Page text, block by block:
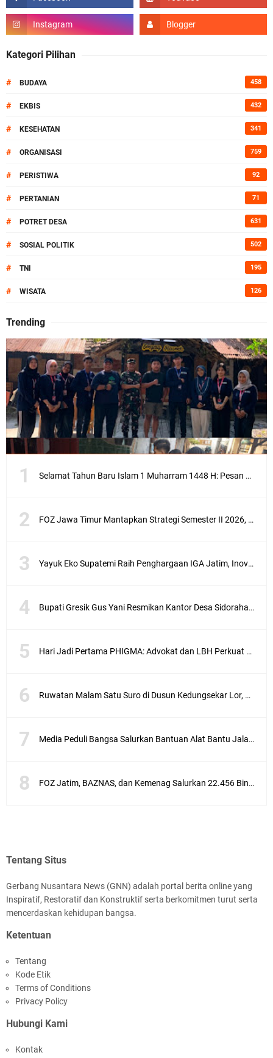
Kategori Pilihan
# BUDAYA 458
# EKBIS 432
# KESEHATAN 341
# ORGANISASI 759
# PERISTIWA 92
# PERTANIAN 71
# POTRET DESA 631
# SOSIAL POLITIK 502
# TNI 195
# WISATA 126
Trending
Selamat Tahun Baru Islam 1 Muharram 1448 H: Pesan Hijrah Drs. H. Husnul Aqib, M.M. untuk Negeri
FOZ Jawa Timur Mantapkan Strategi Semester II 2026, Fokus pada Penguatan SDM Amil dan Kolaborasi BerdampakNarasi
Yayuk Eko Supatemi Raih Penghargaan IGA Jatim, Inovasi Wayang Kulit untuk Anak Berkebutuhan Khusus
Bupati Gresik Gus Yani Resmikan Kantor Desa Sidoraharjo: Simbol Komitmen Pelayanan Publik dan Kepedulian Sosial
Hari Jadi Pertama PHIGMA: Advokat dan LBH Perkuat Soliditas di Jakarta
Ruwatan Malam Satu Suro di Dusun Kedungsekar Lor, Tradisi Luhur yang Terus Istiqomah
Media Peduli Bangsa Salurkan Bantuan Alat Bantu Jalan untuk Lansia
FOZ Jatim, BAZNAS, dan Kemenag Salurkan 22.456 Bingkisan Lebaran Yatim Serentak di Berbagai Daerah di Jawa Timur
Tentang Situs
Gerbang Nusantara News (GNN) adalah portal berita online yang
Inspiratif, Restoratif dan Konstruktif serta berkomitmen turut serta
mencerdaskan kehidupan bangsa.
Ketentuan
Tentang
Kode Etik
Terms of Conditions
Privacy Policy
Hubungi Kami
Kontak